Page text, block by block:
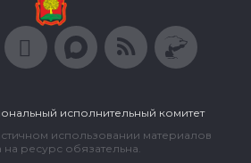
исполнительный комитет
использовании материалов
на ресурс обязательна.